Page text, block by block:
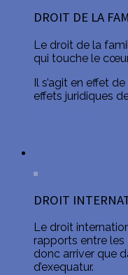
DROIT DE LA
Le droit de la
qui touche le
Il s’agit en effet
effets juridiques
DROIT
Le droit
rapports entre les
donc arriver que
d’exequatur.